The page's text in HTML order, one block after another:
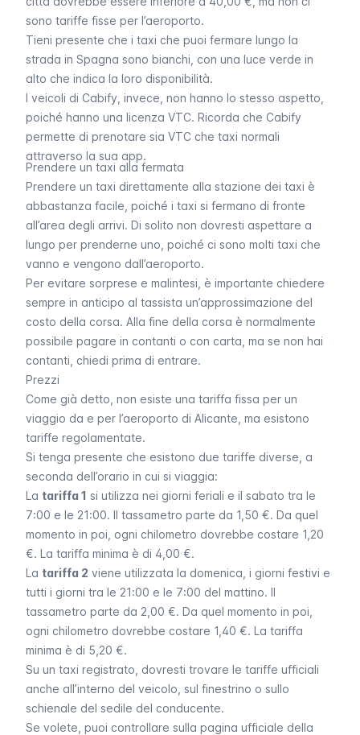
sono tariffe fisse per l’aeroporto.
Tieni presente che i taxi che puoi fermare lungo la
strada in Spagna sono bianchi, con una luce verde in
alto che indica la loro disponibilità.
I veicoli di Cabify , invece, non hanno lo stesso aspetto,
poiché hanno una licenza VTC. Ricorda che Cabify
permette di prenotare sia VTC che taxi normali
attraverso la sua app.
Prendere un taxi alla fermata
Prendere un taxi direttamente alla stazione dei taxi è
abbastanza facile, poiché i taxi si fermano di fronte
all’area degli arrivi. Di solito non dovresti aspettare a
lungo per prenderne uno, poiché ci sono molti taxi che
vanno e vengono dall’aeroporto.
Per evitare sorprese e malintesi, è importante chiedere
sempre in anticipo al tassista un’approssimazione del
costo della corsa. Alla fine della corsa è normalmente
possibile pagare in contanti o con carta, ma se non hai
contanti, chiedi prima di entrare.
Prezzi
Come già detto, non esiste una tariffa fissa per un
viaggio da e per l’aeroporto di Alicante, ma esistono
tariffe regolamentate.
Si tenga presente che esistono due tariffe diverse, a
seconda dell’orario in cui si viaggia:
La tariffa 1 si utilizza nei giorni feriali e il sabato tra le
7:00 e le 21:00. Il tassametro parte da 1,50 €. Da quel
momento in poi, ogni chilometro dovrebbe costare 1,20
€. La tariffa minima è di 4,00 €.
La tariffa 2 viene utilizzata la domenica, i giorni festivi e
tutti i giorni tra le 21:00 e le 7:00 del mattino. Il
tassametro parte da 2,00 €. Da quel momento in poi,
ogni chilometro dovrebbe costare 1,40 €. La tariffa
minima è di 5,20 €.
Su un taxi registrato, dovresti trovare le tariffe ufficiali
anche all’interno del veicolo, sul finestrino o sullo
schienale del sedile del conducente.
Se volete, puoi controllare sulla pagina ufficiale della